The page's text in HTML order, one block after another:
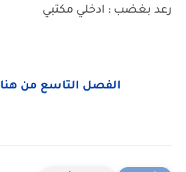
رعد بغضب : ادخلي مكتبي
الفصل التاسع من هنا